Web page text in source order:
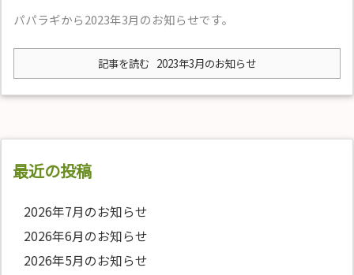
パパラギから2023年3月のお知らせです。
記事を読む 2023年3月のお知らせ
最近の投稿
2026年7月のお知らせ
2026年6月のお知らせ
2026年5月のお知らせ